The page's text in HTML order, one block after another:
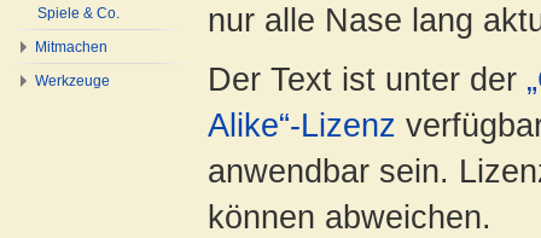
Spiele & Co.
Mitmachen
Werkzeuge
nur alle Nase lang
Der Text ist unter der
Alike“-Lizenz
anwendbar sein.
können abweichen.